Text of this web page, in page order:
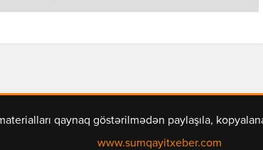
qaynaq göstərilmədən paylaşıla,
www.sumqayitxeber.com